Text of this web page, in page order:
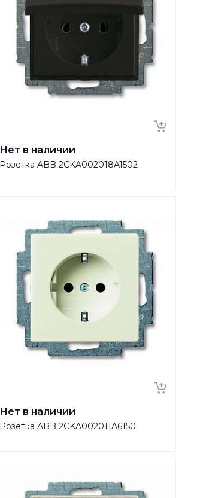
Нет в наличии
Розетка ABB 2CKA002018A1502
Нет в наличии
Розетка ABB 2CKA002011A6150